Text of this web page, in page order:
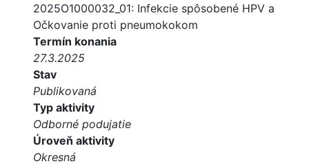
2025O1000032_01: Infekcie spôsobené HPV a
Očkovanie proti pneumokokom
Termín konania
27.3.2025
Stav
Publikovaná
Typ aktivity
Odborné podujatie
Úroveň aktivity
Okresná